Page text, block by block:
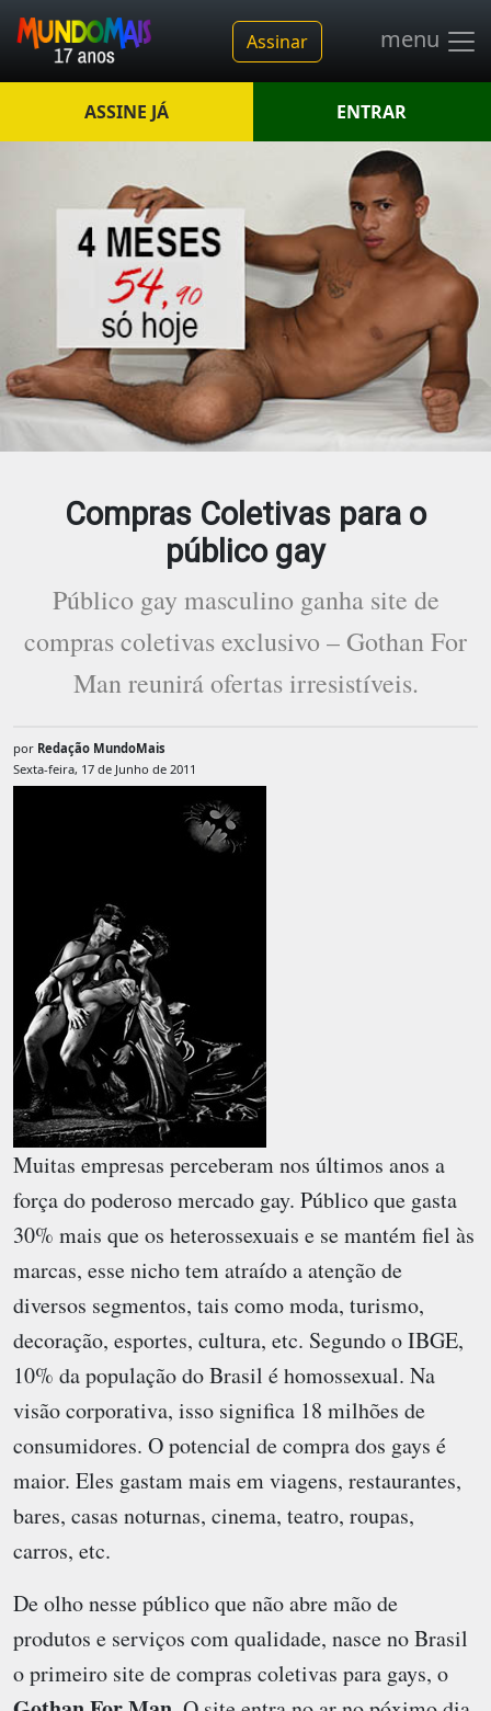
Assinar menu
ASSINE JÁ ENTRAR
Compras Coletivas para o
público gay
Público gay masculino ganha site de
compras coletivas exclusivo – Gothan For
Man reunirá ofertas irresistíveis.
por Redação MundoMais
Sexta-feira, 17 de Junho de 2011
Muitas empresas perceberam nos últimos anos a
força do poderoso mercado gay. Público que gasta
30% mais que os heterossexuais e se mantém fiel às
marcas, esse nicho tem atraído a atenção de
diversos segmentos, tais como moda, turismo,
decoração, esportes, cultura, etc. Segundo o IBGE,
10% da população do Brasil é homossexual. Na
visão corporativa, isso significa 18 milhões de
consumidores. O potencial de compra dos gays é
maior. Eles gastam mais em viagens, restaurantes,
bares, casas noturnas, cinema, teatro, roupas,
carros, etc.
De olho nesse público que não abre mão de
produtos e serviços com qualidade, nasce no Brasil
o primeiro site de compras coletivas para gays, o